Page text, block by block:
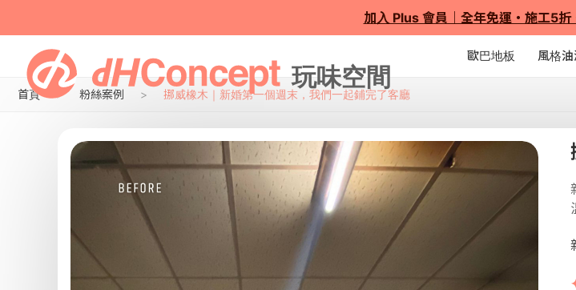
加入 Plus 會員｜全年免運・施工5折
歐巴地板 風格
首頁 粉絲案例 挪威橡木｜新婚第一個週末，我們一起鋪完了客廳